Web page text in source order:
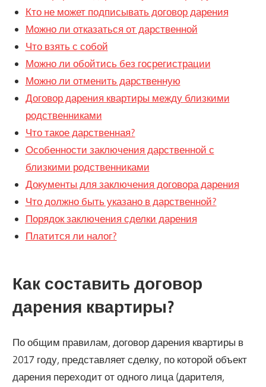
Кто не может подписывать договор дарения
Можно ли отказаться от дарственной
Что взять с собой
Можно ли обойтись без госрегистрации
Можно ли отменить дарственную
Договор дарения квартиры между близкими
родственниками
Что такое дарственная?
Особенности заключения дарственной с
близкими родственниками
Документы для заключения договора дарения
Что должно быть указано в дарственной?
Порядок заключения сделки дарения
Платится ли налог?
Как составить договор
дарения квартиры?
По общим правилам, договор дарения квартиры в
2017 году, представляет сделку, по которой объект
дарения переходит от одного лица (дарителя,